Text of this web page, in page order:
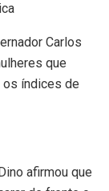
Carlos
que
os índices de
afirmou que